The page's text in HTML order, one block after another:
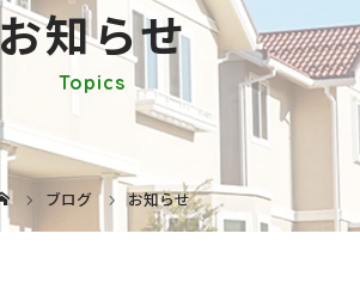
お知らせ
Topics
ブログ お知らせ